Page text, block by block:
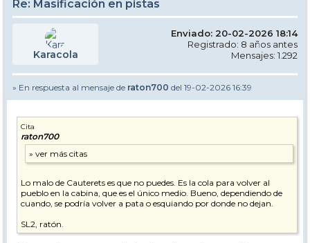
Re: Masificación en pistas
Karacola
Enviado: 20-02-2026 18:14
Registrado: 8 años antes
Mensajes: 1.292
» En respuesta al mensaje de raton700 del 19-02-2026 16:39
Cita
raton700
Lo malo de Cauterets es que no puedes. Es la cola para volver al
pueblo en la cabina, que es el único medio. Bueno, dependiendo de
cuando, se podría volver a pata o esquiando por donde no dejan.
SL2, ratón.